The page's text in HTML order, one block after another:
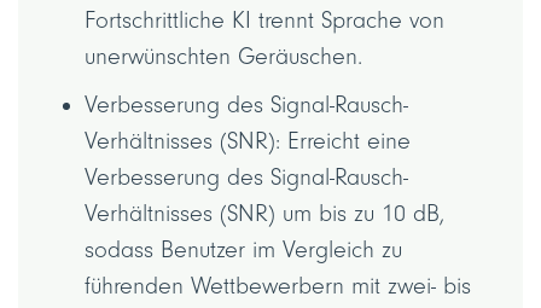
Fortschrittliche KI trennt Sprache von
unerwünschten Geräuschen.
Verbesserung des Signal-Rausch-
Verhältnisses (SNR): Erreicht eine
Verbesserung des Signal-Rausch-
Verhältnisses (SNR) um bis zu 10 dB,
sodass Benutzer im Vergleich zu
führenden Wettbewerbern mit zwei- bis